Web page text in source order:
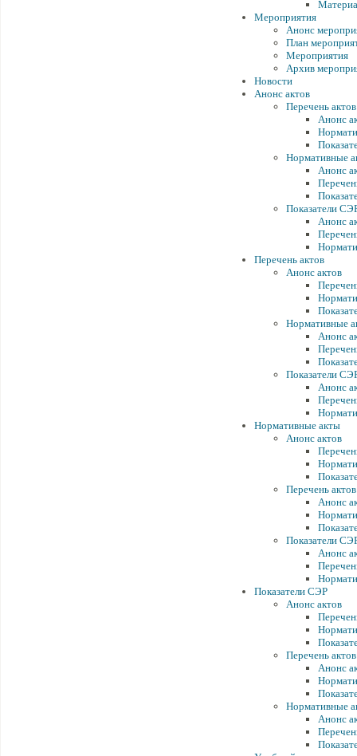
Мероприятия
Анонс
План
Мероприятия
Архив
Новости
Анонс актов
Перечень актов
Анонс
Нормативные
Анонс
Показатели
Анонс
Перечень актов
Анонс актов
Нормативные
Анонс
Показатели
Анонс
Нормативные акты
Анонс актов
Перечень актов
Анонс
Показатели
Анонс
Показатели СЭР
Анонс актов
Перечень актов
Анонс
Нормативные
Анонс